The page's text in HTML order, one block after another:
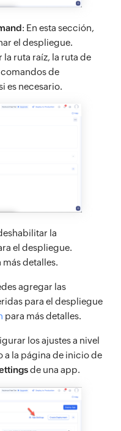
: En esta sección,
el despliegue.
ruta raíz, la ruta de
de
es necesario.
la
el despliegue.
más detalles.
agregar las
para el despliegue
para más detalles.
los ajustes a nivel
a la página de inicio de
de una app.